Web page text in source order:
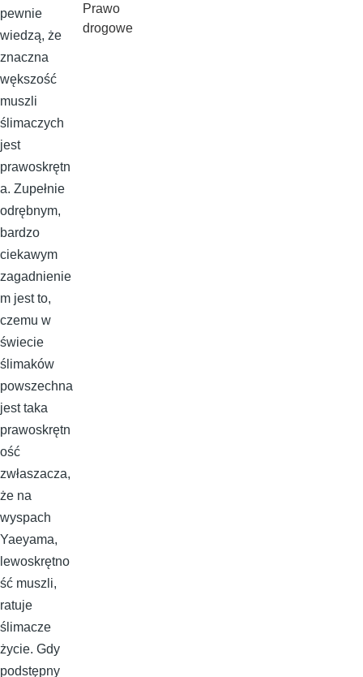
pewnie
wiedzą, że
znaczna
wększość
muszli
ślimaczych
jest
prawoskrętn
a. Zupełnie
odrębnym,
bardzo
ciekawym
zagadnienie
m jest to,
czemu w
świecie
ślimaków
powszechna
jest taka
prawoskrętn
ość
zwłaszacza,
że na
wyspach
Yaeyama,
lewoskrętno
ść muszli,
ratuje
ślimacze
życie. Gdy
podstępny
Prawo
drogowe